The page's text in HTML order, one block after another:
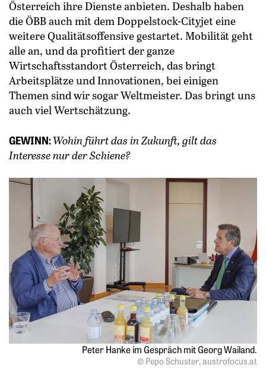
Österreich ihre Dienste anbieten. Deshalb haben
die ÖBB auch mit dem Doppelstock-Cityjet eine
weitere Qualitätsoffensive gestartet. Mobilität geht
alle an, und da profitiert der ganze
Wirtschaftsstandort Österreich, das bringt
Arbeitsplätze und Innovationen, bei einigen
Themen sind wir sogar Weltmeister. Das bringt uns
auch viel Wertschätzung.
GEWINN:Wohin führt das in Zukunft, gilt das
Interesse nur der Schiene?
Peter Hanke im Gespräch mit Georg Wailand.
© Pepo Schuster, austrofocus.at